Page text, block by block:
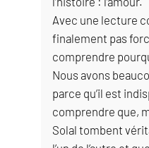
Avec une lecture
finalement pas
comprendre
Nous avons
parce qu’il est
comprendre que,
Solal tombent